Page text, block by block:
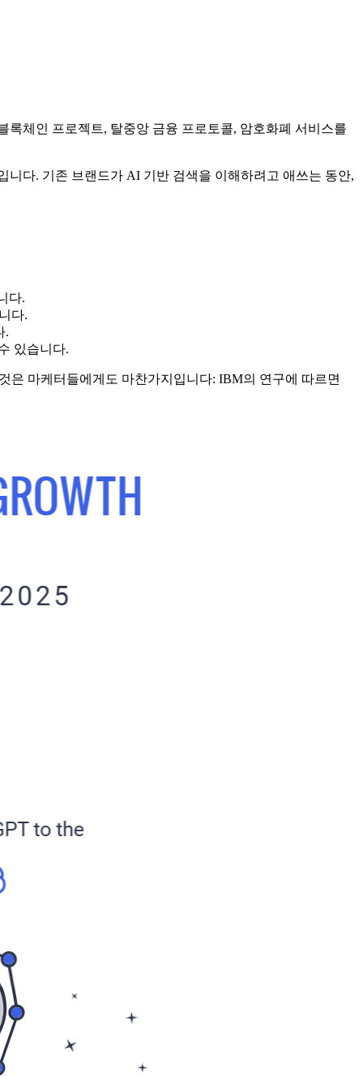
체인 프로젝트, 탈중앙 금융 프로토콜, 암호화폐 서비스를
다. 기존 브랜드가 AI 기반 검색을 이해하려고 애쓰는 동안,
다.
다.
.
있습니다.
은 마케터들에게도 마찬가지입니다: IBM의 연구에 따르면